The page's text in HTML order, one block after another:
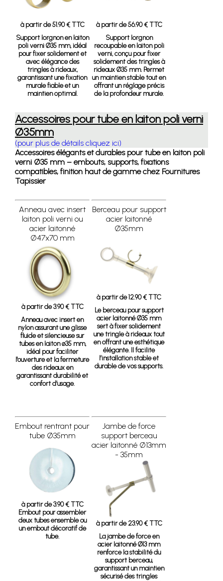
à partir de 51.90 € TTC
Support lorgnon en laiton
poli verni Ø35 mm, idéal
pour fixer solidement et
avec élégance des
tringles à rideaux,
garantissant une fixation
murale fiable et un
maintien optimal.
à partir de 56.90 € TTC
Support lorgnon
recoupable en laiton poli
verni, conçu pour fixer
solidement des tringles à
rideaux Ø35 mm. Permet
un maintien stable tout en
offrant un réglage précis
de la profondeur murale.
Accessoires pour tube en laiton poli verni
Ø35mm
(pour plus de détails cliquez ici)
Accessoires élégants et durables pour tube en laiton poli
verni Ø35 mm – embouts, supports, fixations
compatibles, finition haut de gamme chez Fournitures
Tapissier
Anneau avec insert
laiton poli verni ou
acier laitonné
Ø47x70 mm
à partir de 3.90 € TTC
Anneau avec insert en
nylon assurant une glisse
fluide et silencieuse sur
tubes en laiton ø35 mm,
idéal pour faciliter
l'ouverture et la fermeture
des rideaux en
garantissant durabilité et
confort d’usage.
Berceau pour support
acier laitonné
Ø35mm
à partir de 12.90 € TTC
Le berceau pour support
acier laitonné Ø35 mm
sert à fixer solidement
une tringle à rideaux tout
en offrant une esthétique
élégante. Il facilite
l’installation stable et
durable de vos supports.
Embout rentrant pour
tube Ø35mm
à partir de 3.90 € TTC
Embout pour assembler
deux tubes ensemble ou
un embout décoratif de
tube.
Jambe de force
support berceau
acier laitonné Ø13mm
- 35mm
à partir de 23.90 € TTC
La jambe de force en
acier laitonné Ø13 mm
renforce la stabilité du
support berceau,
garantissant un maintien
sécurisé des tringles